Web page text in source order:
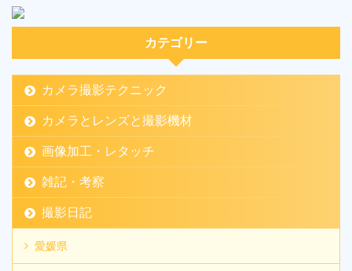
カテゴリー
カメラ撮影テクニック
カメラとレンズと撮影機材
画像加工・レタッチ
雑記・考察
撮影日記
愛媛県